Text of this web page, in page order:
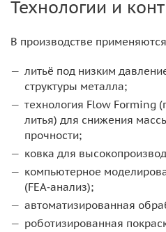
Технологии и
В производстве
литьё под низким
структуры металла;
технология Flow Forming
литья) для снижения
прочности;
ковка для
компьютерное
(FEA‑анализ);
автоматизированная
роботизированная